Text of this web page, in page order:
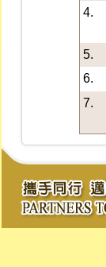
4.
5.
6.
7.